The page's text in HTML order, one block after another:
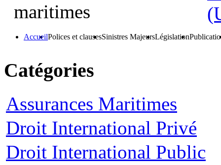
AccueilPolices et clausesSinistres MajeursLégislation
Catégories
Assurances Maritimes
Droit International Privé
Droit International Public